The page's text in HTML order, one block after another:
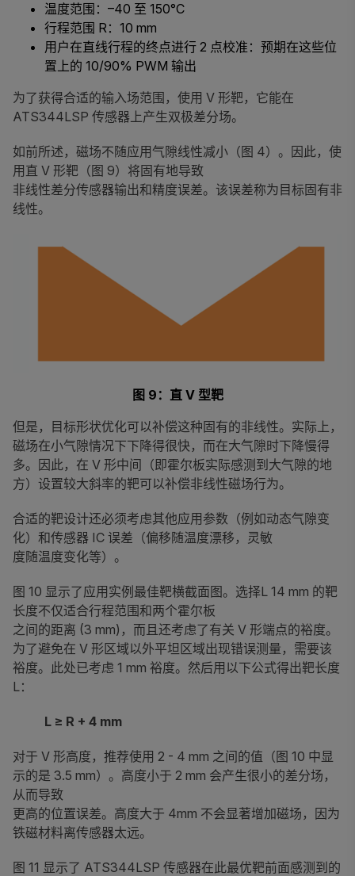
温度范围：–40 至 150°C
行程范围 R：10 mm
用户在直线行程的终点进行 2 点校准：预期在这些位
置上的 10/90% PWM 输出
为了获得合适的输入场范围，使用 V 形靶，它能在
ATS344LSP 传感器上产生双极差分场。
如前所述，磁场不随应用气隙线性减小（图 4）。因此，使
用直 V 形靶（图 9）将固有地导致
非线性差分传感器输出和精度误差。该误差称为目标固有非
线性。
图 9：直 V 型靶
但是，目标形状优化可以补偿这种固有的非线性。实际上，
磁场在小气隙情况下下降得很快，而在大气隙时下降慢得
多。因此，在 V 形中间（即霍尔板实际感测到大气隙的地
方）设置较大斜率的靶可以补偿非线性磁场行为。
合适的靶设计还必须考虑其他应用参数（例如动态气隙变
化）和传感器 IC 误差（偏移随温度漂移，灵敏
度随温度变化等）。
图 10 显示了应用实例最佳靶横截面图。选择L 14 mm 的靶
长度不仅适合行程范围和两个霍尔板
之间的距离 (3 mm)，而且还考虑了有关 V 形端点的裕度。
为了避免在 V 形区域以外平坦区域出现错误测量，需要该
裕度。此处已考虑 1 mm 裕度。然后用以下公式得出靶长度
L：
L ≥ R + 4 mm
对于 V 形高度，推荐使用 2 - 4 mm 之间的值（图 10 中显
示的是 3.5 mm）。高度小于 2 mm 会产生很小的差分场，
从而导致
更高的位置误差。高度大于 4mm 不会显著增加磁场，因为
铁磁材料离传感器太远。
图 11 显示了 ATS344LSP 传感器在此最优靶前面感测到的